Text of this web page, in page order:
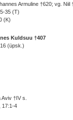
Armuline †620; vg. Niil
35 (T)
(K)
Kuldsuu †407
(üpsk.)
Aviv †IV s.
17:1-4